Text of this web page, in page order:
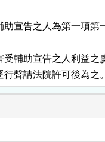
宣告之人為第一項第
輔助宣告之人利益之
行聲請法院許可後為之